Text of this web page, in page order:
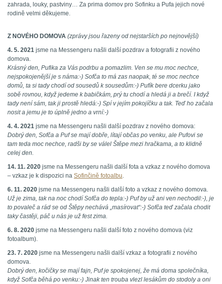
zahrada, louky, pastviny… Za prima domov pro Sofinku a Pufa jejich nové
rodině velmi děkujeme.
Z NOVÉHO DOMOVA (zprávy jsou řazeny od nejstarších po nejnovější)
4. 5. 2021 jsme na Messengeru našli další pozdrav a fotografii z nového
domova.
Krásný den, Pufika za Vás podrbu a pomazlim. Ven se mu moc nechce,
nejspokojenější je s náma:-) Sofča to má zas naopak, té se moc nechce
domů, ta si tady chodí od sousedů k sousedům:-) Pufík bere dcerku jako
sobě rovnou, když jedeme k babičkám, prý tu chodí a hledá ji a brečí. I když
tady není sám, tak ji prostě hledá:-) Spí v jejím pokojíčku a tak. Teď ho začala
nosit a jemu je to úplně jedno a vrní:-)
4. 4. 2021 jsme na Messengeru našli další pozdrav z nového domova:
Dobrý den, Sofča a Puf se mají dobře, lítají občas po venku, ale Pufovi se
tam teda moc nechce, radši by se válel Štěpe mezi hračkama, a to klidně
celej den.
14. 11. 2020 jsme na Messengeru našli další fota a vzkaz z nového domova
– vzkaz je k dispozici na Sofinčině fotoalbu.
6. 11. 2020 jsme na Messengeru našli další foto a vzkaz z nového domova.
Už je zima, tak na noc chodí Sofča do tepla:-) Puf by už ani ven nechodil:-), je
to povaleč a rád se od Štěpy nechává „masírovat“:-) Sofča teď začala chodit
taky častěji, páč u nás je už fest zima.
6. 8. 2020 jsme na Messengeru našli další foto z nového domova (viz
fotoalbum).
23. 7. 2020 jsme na Messengeru našli další vzkaz a fotografii z nového
domova.
Dobrý den, kočičky se mají fajn, Puf je spokojenej, že má doma společníka,
když Sofča běhá po venku:-) Jinak ten trouba vlezl lesákům do stodoly a oni